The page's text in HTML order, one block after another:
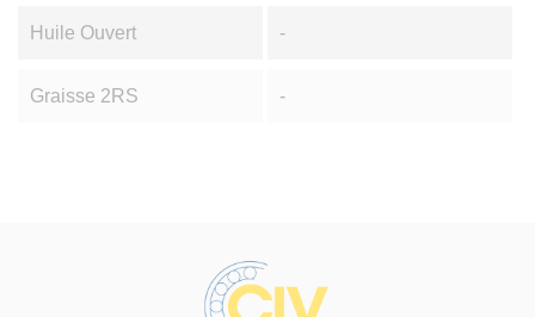
Huile Ouvert -
Graisse 2RS -